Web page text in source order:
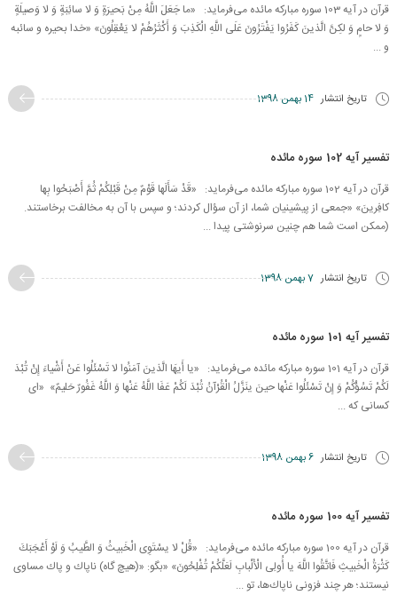
قرآن در آیه 103 سوره مبارکه مائده می‌فرماید: «ما جَعَلَ اللَّهُ مِنْ بَحیرَةٍ وَ لا سائِبَةٍ وَ لا وَصیلَةٍ
وَ لا حامٍ وَ لكِنَّ الَّذینَ كَفَرُوا یَفْتَرُونَ عَلَى اللَّهِ الْكَذِبَ وَ أَكْثَرُهُمْ لا یَعْقِلُونَ» «خدا بحیره و سائبه
و ...
تاریخ انتشار 14 بهمن 1398
تفسیر آیه 102 سوره مائده
قرآن در آیه 102 سوره مبارکه مائده می‌فرماید: «قَدْ سَأَلَها قَوْمٌ مِنْ قَبْلِكُمْ ثُمَّ أَصْبَحُوا بِها
كافِرینَ» «جمعى از پیشینیان شما، از آن سؤال كردند؛ و سپس با آن به مخالفت برخاستند.
(ممكن است شما هم چنین سرنوشتى پیدا ...
تاریخ انتشار 7 بهمن 1398
تفسیر آیه 101 سوره مائده
قرآن در آیه 101 سوره مبارکه مائده می‌فرماید: «یا أَیهَا الَّذینَ آمَنُوا لا تَسْئَلُوا عَنْ أَشْیاءَ إِنْ تُبْدَ
لَكُمْ تَسُؤْكُمْ وَ إِنْ تَسْئَلُوا عَنْها حینَ ینَزَّلُ الْقُرْآنُ تُبْدَ لَكُمْ عَفَا اللَّهُ عَنْها وَ اللَّهُ غَفُورٌ حَلیمٌ» «اى
كسانى كه ...
تاریخ انتشار 6 بهمن 1398
تفسیر آیه 100 سوره مائده
قرآن در آیه 100 سوره مبارکه مائده می‌فرماید: «قُلْ لا یسْتَوِی الْخَبیثُ وَ الطَّیبُ وَ لَوْ أَعْجَبَكَ
كَثْرَةُ الْخَبیثِ فَاتَّقُوا اللَّهَ یا أُولِی الْأَلْبابِ لَعَلَّكُمْ تُفْلِحُونَ» «بگو: «(هیچ گاه) ناپاك و پاك مساوى
نیستند؛ هر چند فزونى ناپاك‌ها، تو ...